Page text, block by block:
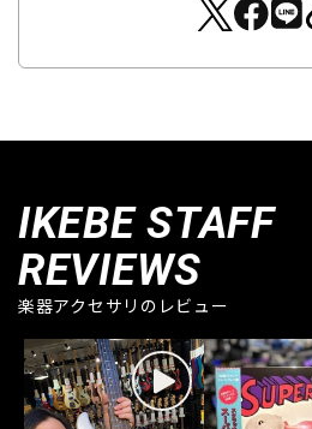
IKEBE STAFF
REVIEWS
楽器アクセサリのレビュー